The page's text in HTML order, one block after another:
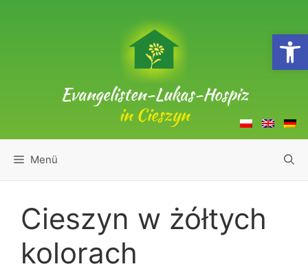
Evangelisten-Lukas-Hospiz
in Cieszyn
Menü
Cieszyn w żółtych
kolorach